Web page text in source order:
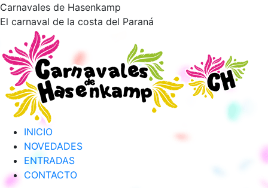
Saltar
al
contenido
Carnavales de Hasenkamp
El carnaval de la costa del Paraná
INICIO
NOVEDADES
ENTRADAS
CONTACTO